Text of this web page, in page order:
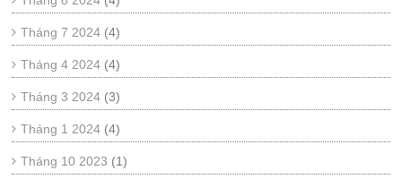
Tháng 7 2024 (4)
Tháng 4 2024 (4)
Tháng 3 2024 (3)
Tháng 1 2024 (4)
Tháng 10 2023 (1)